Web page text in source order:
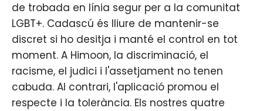
de trobada en línia segur per a la comunitat
LGBT+. Cadascú és lliure de mantenir-se
discret si ho desitja i manté el control en tot
moment. A Himoon, la discriminació, el
racisme, el judici i l'assetjament no tenen
cabuda. Al contrari, l'aplicació promou el
respecte i la tolerància. Els nostres quatre